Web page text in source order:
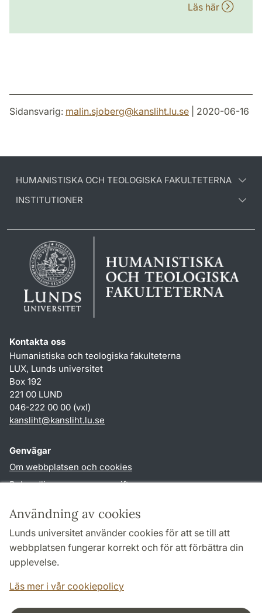
Användning av cookies
Lunds universitet använder cookies för att se till att
webbplatsen fungerar korrekt och för att förbättra din
upplevelse.
Läs mer i vår cookiepolicy
Läs här
Sidansvarig: malin.sjoberg@kansliht.lu.se | 2020-06-16
HUMANISTISKA OCH TEOLOGISKA FAKULTETERNA
INSTITUTIONER
Kontakta oss
Humanistiska och teologiska fakulteterna
LUX, Lunds universitet
Box 192
221 00 LUND
046-222 00 00 (vxl)
kansliht@kansliht.lu.se
Genvägar
Om webbplatsen och cookies
Behandling av personuppgifter
TYPO3-login
Följ oss i sociala medier